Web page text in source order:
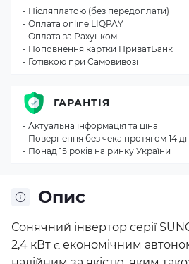
Опис
Сонячний інвертор серії
2,4 кВт є економічним
- Післяплатою (без передоплати)
- Оплата online LIQPAY
- Оплата за Рахунком
- Поповнення картки ПриватБанк
- Готівкою при Самовивозі
ГАРАНТІЯ
- Актуальна інформація та ціна
- Повернення без чека протягом 14
- Понад 15 років на ринку України